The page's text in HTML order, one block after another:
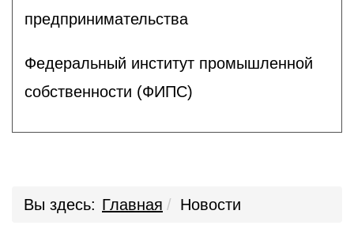
предпринимательства
Федеральный институт промышленной
собственности (ФИПС)
Вы здесь: Главная Новости